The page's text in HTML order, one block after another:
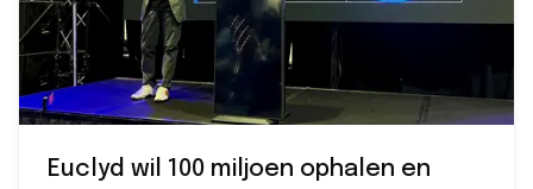
Euclyd wil 100 miljoen ophalen en